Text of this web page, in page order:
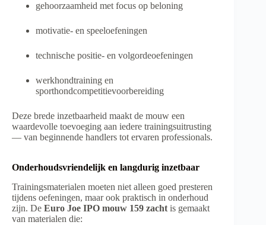
gehoorzaamheid met focus op beloning
motivatie- en speeloefeningen
technische positie- en volgordeoefeningen
werkhondtraining en
sporthondcompetitievoorbereiding
Deze brede inzetbaarheid maakt de mouw een
waardevolle toevoeging aan iedere trainingsuitrusting
— van beginnende handlers tot ervaren professionals.
Onderhoudsvriendelijk en langdurig inzetbaar
Trainingsmaterialen moeten niet alleen goed presteren
tijdens oefeningen, maar ook praktisch in onderhoud
zijn. De Euro Joe IPO mouw 159 zacht is gemaakt
van materialen die: